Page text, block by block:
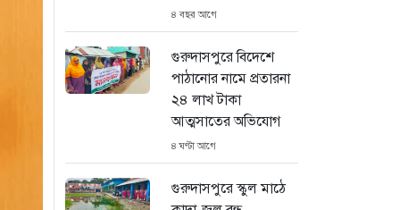
৪ বছর আগে
গুরুদাসপুরে বিদেশে
পাঠানোর নামে প্রতারনা
২৪ লাখ টাকা
আত্মসাতের অভিযোগ
৪ ঘণ্টা আগে
গুরুদাসপুরে স্কুল মাঠে